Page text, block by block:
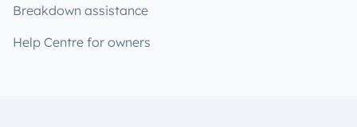
Breakdown assistance
Help Centre for owners